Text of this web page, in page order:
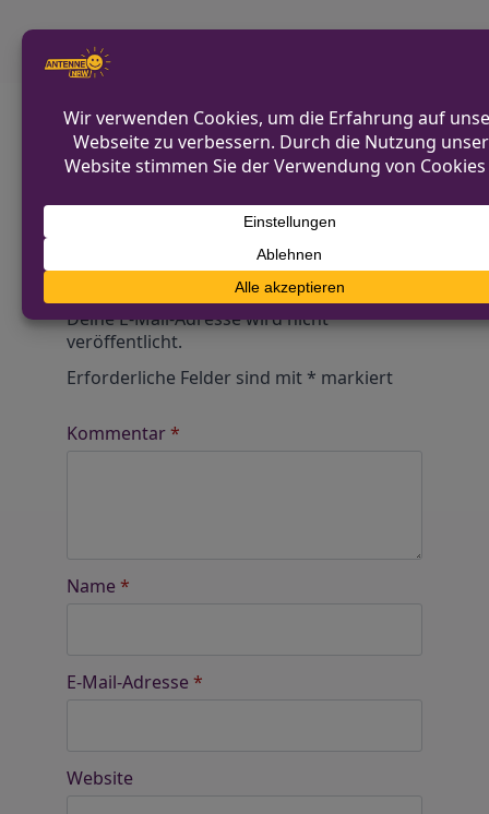
Diskutiere mit!
Anonym und ganz ohne Anmeldezwang!
Alle Kommentare werden von unserer Redaktion im
Vorfeld geprüft.
Schreibe einen Kommentar
Deine E-Mail-Adresse wird nicht
veröffentlicht.
Erforderliche Felder sind mit * markiert
Kommentar*
Name *
E-Mail-Adresse *
Website
Alternative: